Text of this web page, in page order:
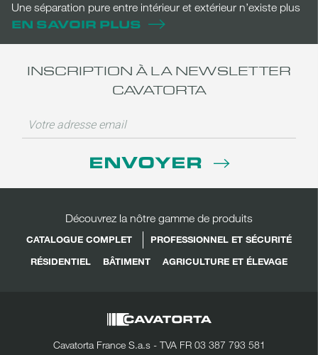
Une séparation pure entre intérieur et extérieur n’existe plus
EN SAVOIR PLUS
INSCRIPTION À LA NEWSLETTER
CAVATORTA
ENVOYER
Découvrez la nôtre gamme de produits
CATALOGUE COMPLET
PROFESSIONNEL ET SÉCURITÉ
RÉSIDENTIEL
BÂTIMENT AGRICULTURE ET ÉLEVAGE
Cavatorta France S.a.s - TVA FR 03 387 793 581